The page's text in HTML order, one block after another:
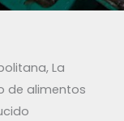
La
de alimentos